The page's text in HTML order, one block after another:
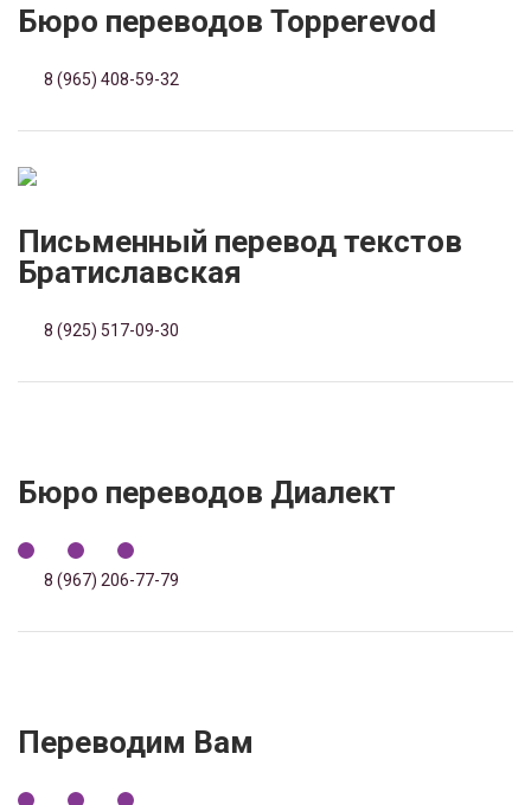
Бюро переводов Topperevod
8 (965) 408-59-32
Письменный перевод текстов
Братиславская
8 (925) 517-09-30
Бюро переводов Диалект
8 (967) 206-77-79
Переводим Вам